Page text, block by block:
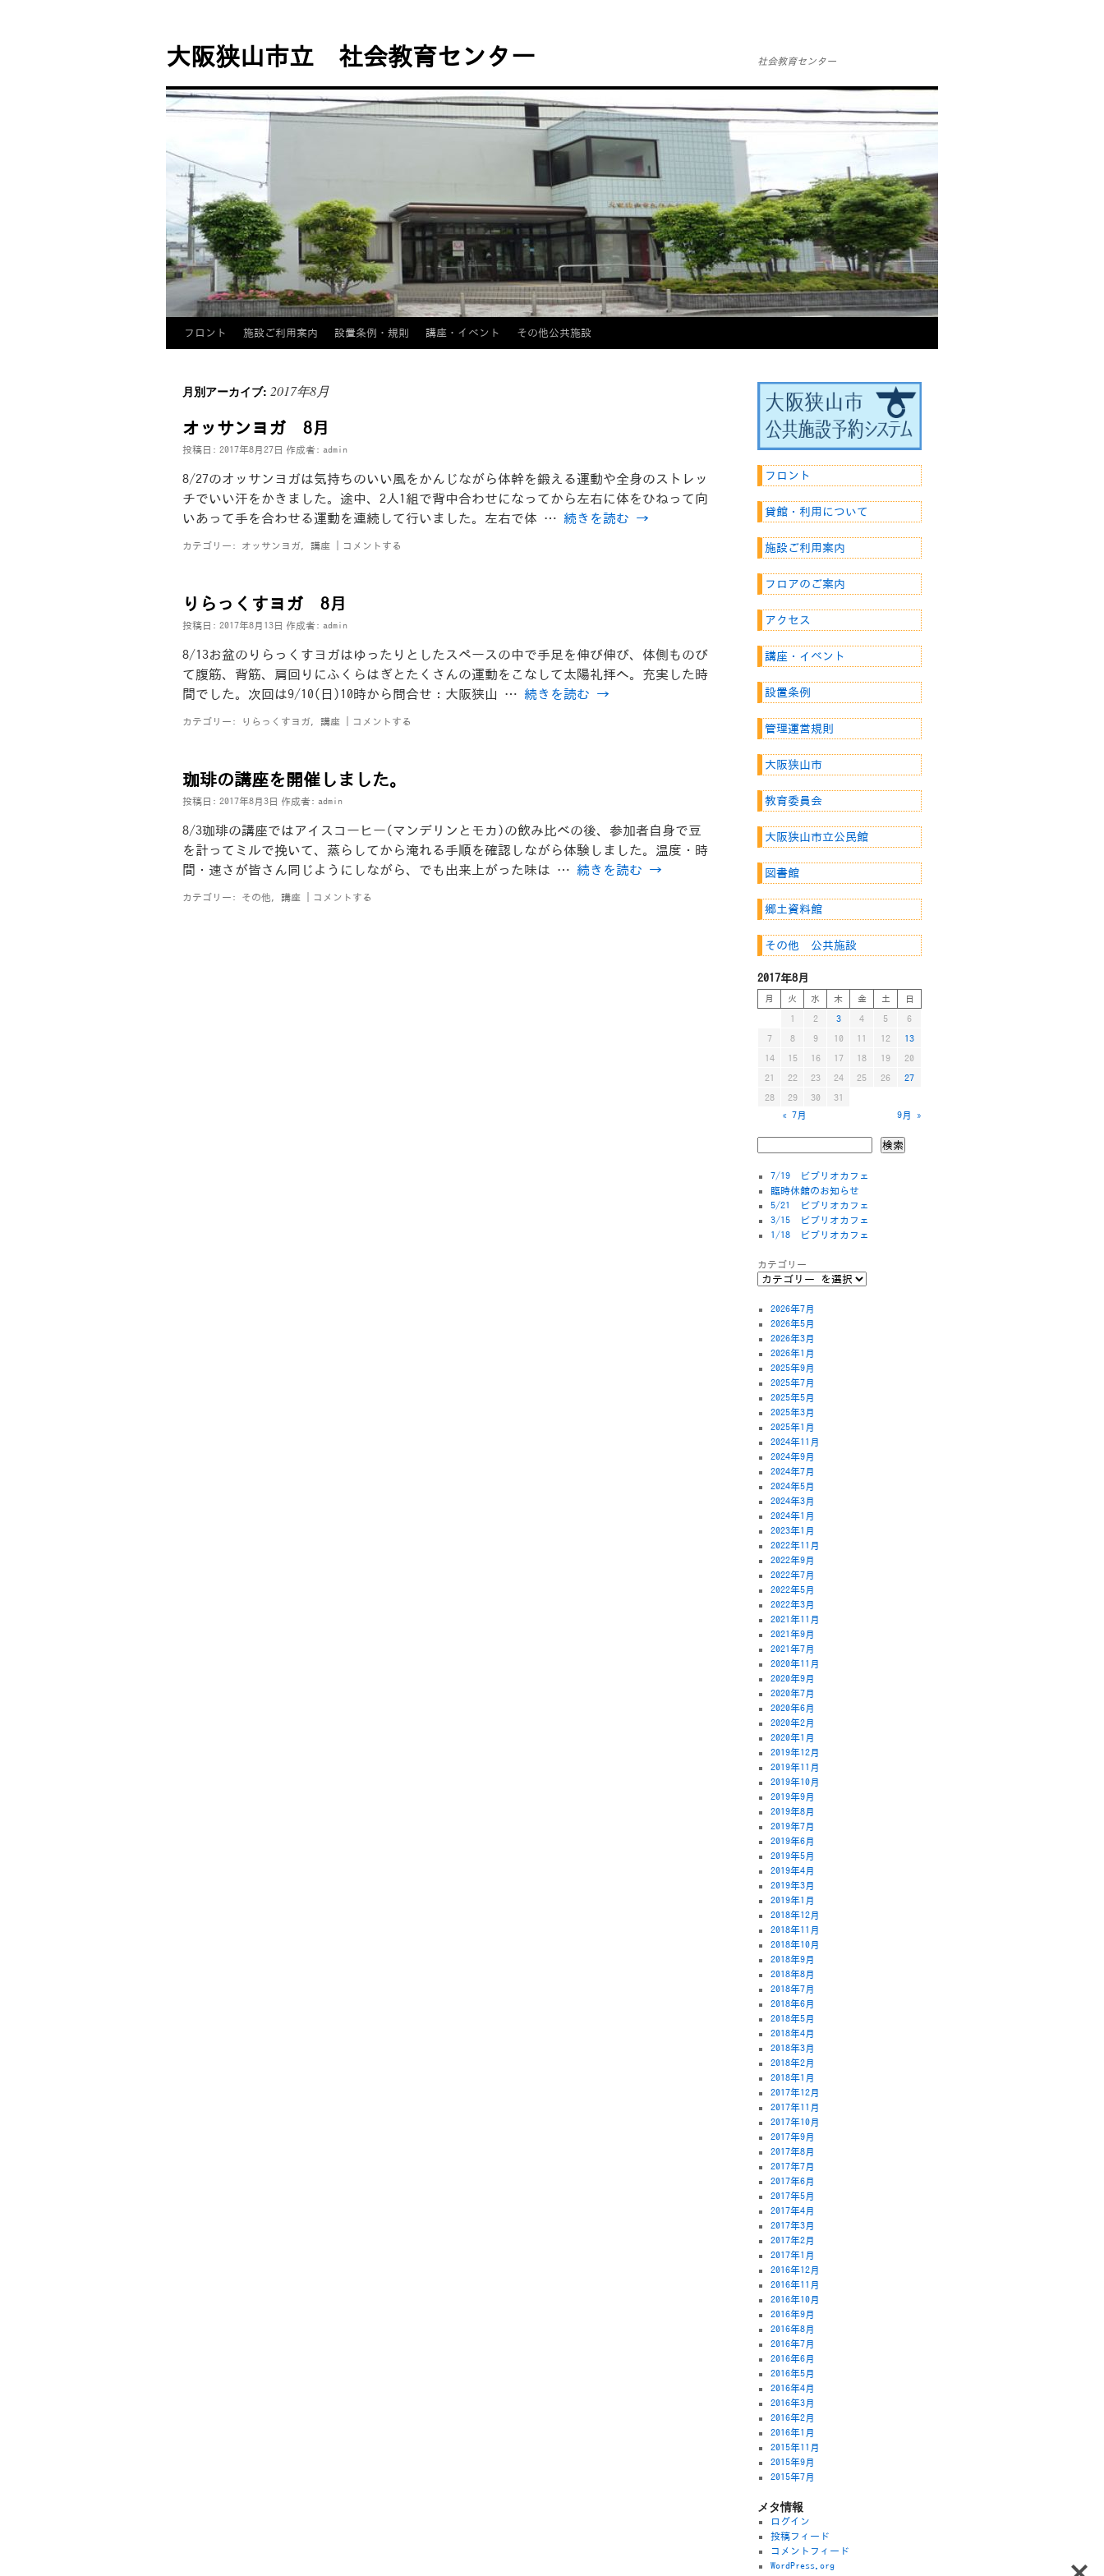
テ
ン
へ
ス
プ
大阪狭山市立 社会教育センター 社会教育センター
フロント 施設ご利用案内 設置条例・規則 講座・イベント その他公共施設
月別アーカイブ: 2017年8月
オッサンヨガ 8月
投稿日: 2017年8月27日 作成者: admin
8/27のオッサンヨガは気持ちのいい風をかんじながら体幹を鍛える運動や全身のストレッ
チでいい汗をかきました。途中、2人1組で背中合わせになってから左右に体をひねって向
いあって手を合わせる運動を連続して行いました。左右で体 … 続きを読む →
カテゴリー: オッサンヨガ 講座 コメントする
りらっくすヨガ 8月
投稿日: 2017年8月13日 作成者: admin
8/13お盆のりらっくすヨガはゆったりとしたスペースの中で手足を伸び伸び、体側ものび
て腹筋、背筋、肩回りにふくらはぎとたくさんの運動をこなして太陽礼拝へ。充実した時
間でした。次回は9/10(日)10時から問合せ：大阪狭山 … 続きを読む →
カテゴリー: りらっくすヨガ 講座 コメントする
珈琲の講座を開催しました。
投稿日: 2017年8月3日 作成者: admin
8/3珈琲の講座ではアイスコーヒー(マンデリンとモカ)の飲み比べの後、参加者自身で豆
を計ってミルで挽いて、蒸らしてから淹れる手順を確認しながら体験しました。温度・時
間・速さが皆さん同じようにしながら、でも出来上がった味は … 続きを読む →
カテゴリー: その他 講座 コメントする
フロント
貸館・利用について
施設ご利用案内
フロアのご案内
アクセス
講座・イベント
設置条例
管理運営規則
大阪狭山市
教育委員会
大阪狭山市立公民館
図書館
郷土資料館
その他 公共施設
2017年8月
月 火 水 木 金 土 日
1 2 3 4 5
6
7
8 9 10 11 12
13
14
15 16 17 18 19
20
21
22 23 24 25 26
27
28
29 30
31
« 7月
9月 »
検索
7/19 ビブリオカフェ
臨時休館のお知らせ
5/21 ビブリオカフェ
3/15 ビブリオカフェ
1/18 ビブリオカフェ
カテゴリー
2026年7月
2026年5月
2026年3月
2026年1月
2025年9月
2025年7月
2025年5月
2025年3月
2025年1月
2024年11月
2024年9月
2024年7月
2024年5月
2024年3月
2024年1月
2023年1月
2022年11月
2022年9月
2022年7月
2022年5月
2022年3月
2021年11月
2021年9月
2021年7月
2020年11月
2020年9月
2020年7月
2020年6月
2020年2月
2020年1月
2019年12月
2019年11月
2019年10月
2019年9月
2019年8月
2019年7月
2019年6月
2019年5月
2019年4月
2019年3月
2019年1月
2018年12月
2018年11月
2018年10月
2018年9月
2018年8月
2018年7月
2018年6月
2018年5月
2018年4月
2018年3月
2018年2月
2018年1月
2017年12月
2017年11月
2017年10月
2017年9月
2017年8月
2017年7月
2017年6月
2017年5月
2017年4月
2017年3月
2017年2月
2017年1月
2016年12月
2016年11月
2016年10月
2016年9月
2016年8月
2016年7月
2016年6月
2016年5月
2016年4月
2016年3月
2016年2月
2016年1月
2015年11月
2015年9月
2015年7月
メタ情報
ログイン
投稿フィード
コメントフィード
WordPress.org